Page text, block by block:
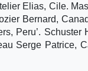
Elias, Cile.
Bernard,
Peru’.
Serge Patrice,